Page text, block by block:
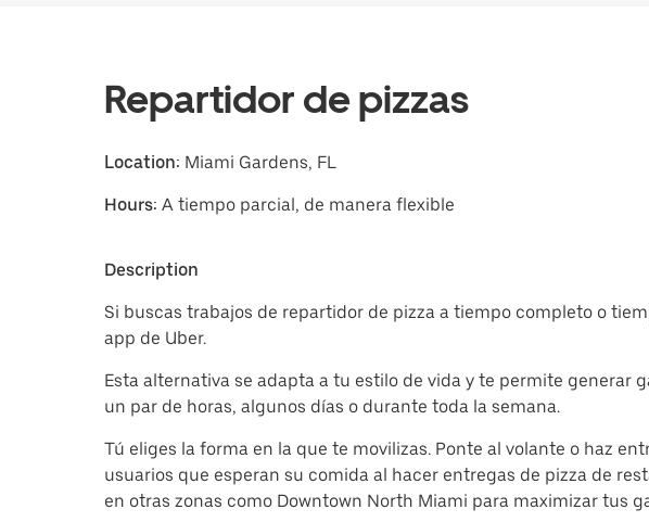
Repartidor de pizzas
Location: Miami Gardens, FL
Hours: A tiempo parcial, de manera flexible
Description
Si buscas trabajos de repartidor de pizza a tiempo completo o
app de Uber.
Esta alternativa se adapta a tu estilo de vida y te permite generar
un par de horas, algunos días o durante toda la semana.
Tú eliges la forma en la que te movilizas. Ponte al volante o haz
usuarios que esperan su comida al hacer entregas de pizza de
en otras zonas como Downtown North Miami para maximizar tus